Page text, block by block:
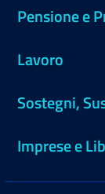
Pensione e
Lavoro
Sostegni,
Imprese e